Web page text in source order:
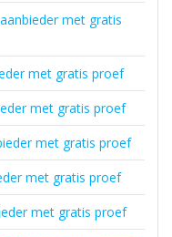
met gratis
met gratis proef
met gratis proef
met gratis proef
met gratis proef
met gratis proef